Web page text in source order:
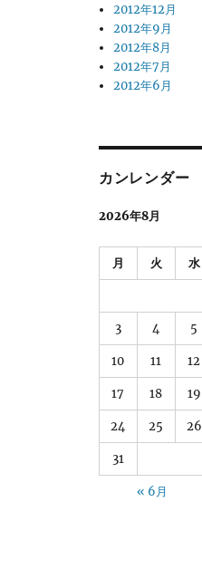
2012年12月
2012年9月
2012年8月
2012年7月
2012年6月
カンレンダー
2026年8月
月 火 水
3 4 5
10 11 12
17 18 19
24 25 26
31
« 6月